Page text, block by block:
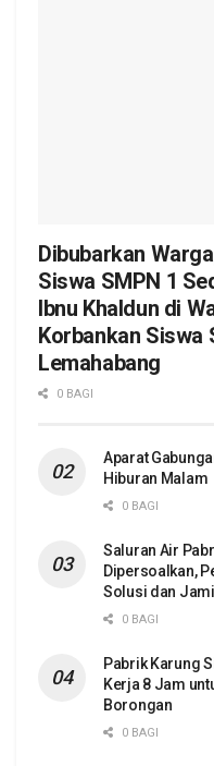
Dibubarkan
Siswa SMPN 1
Ibnu Khaldun di
Korbankan Siswa
Lemahabang
0 BAGI
Aparat
Hiburan Malam
0 BAGI
Saluran Air
Dipersoalkan,
Solusi dan
0 BAGI
Pabrik Karung
Kerja 8 Jam
Borongan
0 BAGI